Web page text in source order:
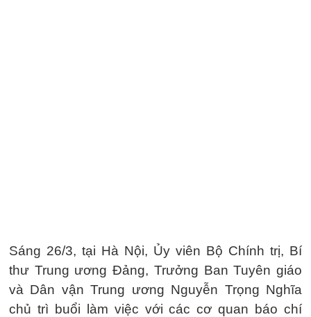
Sáng 26/3, tại Hà Nội, Ủy viên Bộ Chính trị, Bí
thư Trung ương Đảng, Trưởng Ban Tuyên giáo
và Dân vận Trung ương Nguyễn Trọng Nghĩa
chủ trì buổi làm việc với các cơ quan báo chí